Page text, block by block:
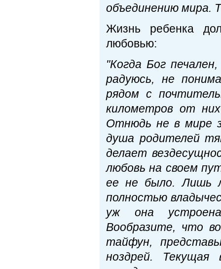
объединению мира.
Жизнь ребенка
любовью:
"Когда Бог
радуюсь, не
рядом с
километров от
Отнюдь не в мире
душа родителей
делает
любовь на своем
ее не было. Лишь
полностью
уж она
Вообразите, что
тайфун,
ноздрей.